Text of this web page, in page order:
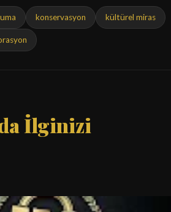
konservasyon kültürel miras
İlginizi